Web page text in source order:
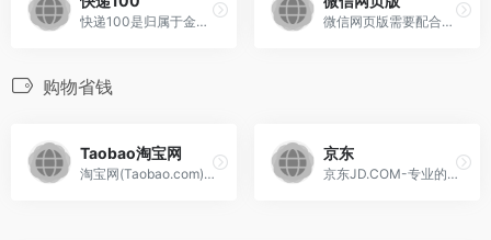
快递100是归属于金蝶国际软件集团，快递100官网于2010年6月22日上线。是一个集快递单号查询、快递单号短信跟踪、快递网点查询、网上寄快递等为一体的综合性快递物 微信网页版需要配合手机使用, 登录微信网页版官网后使用手机微信扫码登录，网页版微信需要使用浏览器Cookie来帮助你登录，以便运行网页版应用程序。如果二维码失效
购物省钱
Taobao淘宝网
淘宝网(Taobao.com) - 亚洲较大的网上交易平台，提供各类服饰、美容、家居、数码、话费/点卡充值… 数亿优质商品，同时提供担保交易(先收货后付款)等安全交
京东
京东JD.COM-专业的综合网上购物商城，为您提供正品低价的购物选择、优质便捷的服务体验。商品来自全球数十万品牌商家，囊括家电、手机、电脑、服装、居家、母婴、美妆